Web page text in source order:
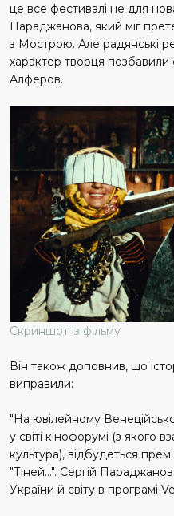
це все фестивалі не для
Параджанова, який міг
з Мострою. Але радянські
характер творця
Алферов.
Скриншот із фільму
Він також доповнив, що
виправили:
"На ювілейному
у світі кінофорумі (з якого
культура), відбудеться
"Тіней…". Сергій
України й світу в програмі